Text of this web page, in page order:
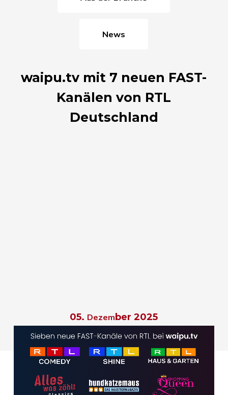
News
waipu.tv mit 7 neuen FAST-
Kanälen von RTL
Deutschland
05. Dezem ber 2025